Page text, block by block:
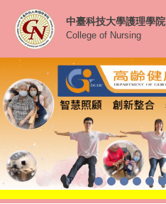
到
內
容
區
中臺科技大學護理學院
College of Nursing